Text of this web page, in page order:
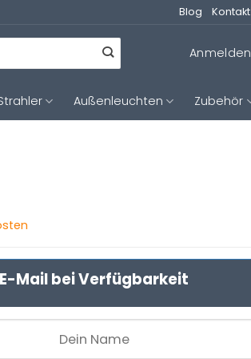
Blog Kontakt
Anmelden
Außenleuchten Zubehör
E-Mail bei Verfügbarkeit